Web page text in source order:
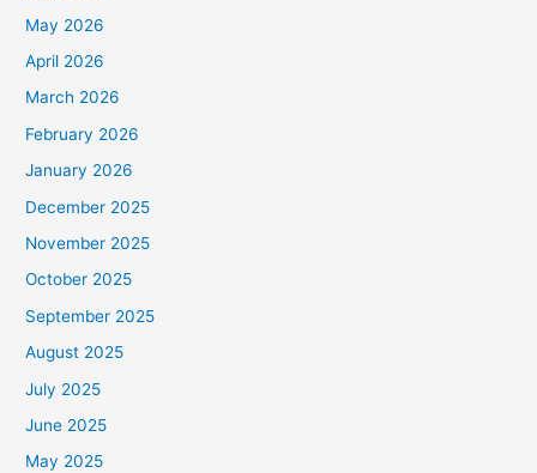
May 2026
April 2026
March 2026
February 2026
January 2026
December 2025
November 2025
October 2025
September 2025
August 2025
July 2025
June 2025
May 2025